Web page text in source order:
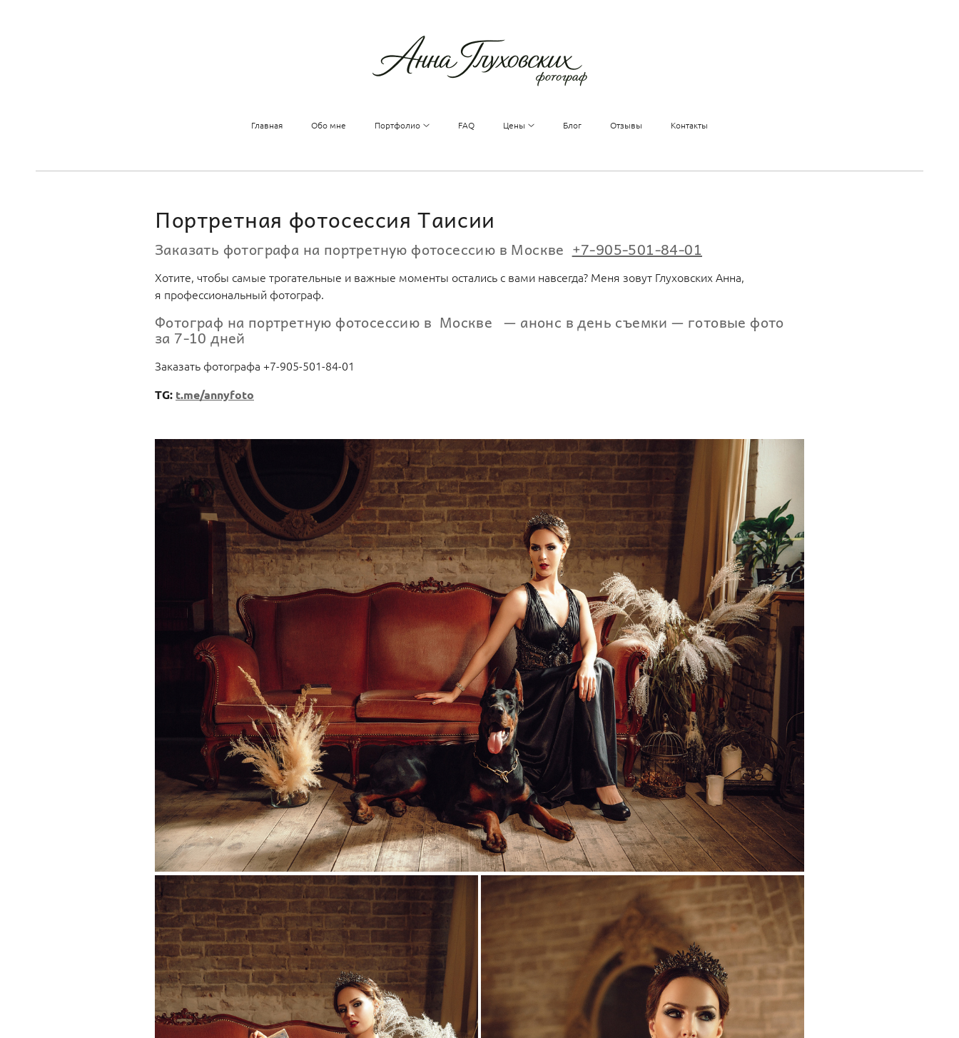
Главная Обо мне Портфолио FAQ Цены Блог Отзывы Контакты
Портретная фотосессия Таисии
Заказать фотографа на портретную фотосессию в Москве +7-905-501-84-01
Хотите, чтобы самые трогательные и важные моменты остались с вами навсегда? Меня зовут Глуховских Анна,
я профессиональный фотограф.
Фотограф на портретную фотосессию в Москве — анонс в день съемки — готовые фото
за 7-10 дней
Заказать фотографа +7-905-501-84-01
TG: t.me/annyfoto